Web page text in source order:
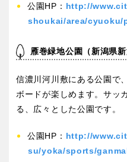
公園HP： http://
shoukai/area/cyuoku/
雁巻緑地公園（新潟県新
信濃川河川敷にある公園で
ボードが楽しめます。サッ
る、広々とした公園です。
公園HP： http://
su/yoka/sports/